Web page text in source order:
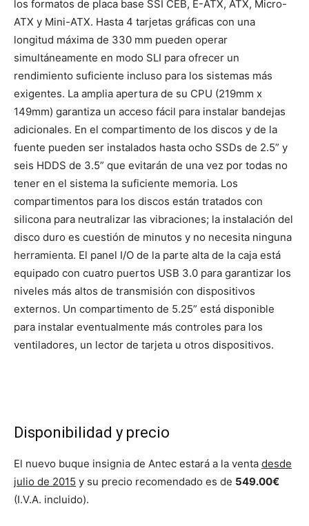
los formatos de placa base SSI CEB, E-ATX, ATX, Micro-
ATX y Mini-ATX. Hasta 4 tarjetas gráficas con una
longitud máxima de 330 mm pueden operar
simultáneamente en modo SLI para ofrecer un
rendimiento suficiente incluso para los sistemas más
exigentes. La amplia apertura de su CPU (219mm x
149mm) garantiza un acceso fácil para instalar bandejas
adicionales. En el compartimento de los discos y de la
fuente pueden ser instalados hasta ocho SSDs de 2.5” y
seis HDDS de 3.5” que evitarán de una vez por todas no
tener en el sistema la suficiente memoria. Los
compartimentos para los discos están tratados con
silicona para neutralizar las vibraciones; la instalación del
disco duro es cuestión de minutos y no necesita ninguna
herramienta. El panel I/O de la parte alta de la caja está
equipado con cuatro puertos USB 3.0 para garantizar los
niveles más altos de transmisión con dispositivos
externos. Un compartimento de 5.25” está disponible
para instalar eventualmente más controles para los
ventiladores, un lector de tarjeta u otros dispositivos.
Disponibilidad y precio
El nuevo buque insignia de Antec estará a la venta desde
julio de 2015 y su precio recomendado es de 549.00€
(I.V.A. incluido).